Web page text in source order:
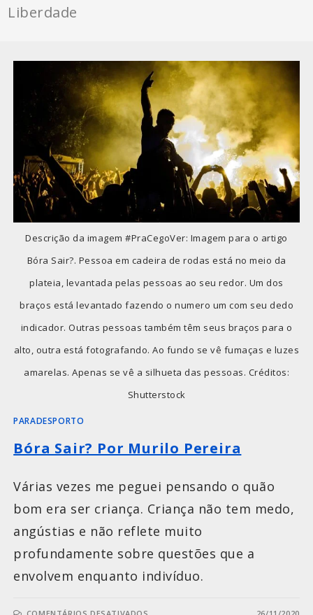
Liberdade
Descrição da imagem #PraCegoVer: Imagem para o artigo
Bóra Sair?. Pessoa em cadeira de rodas está no meio da
plateia, levantada pelas pessoas ao seu redor. Um dos
braços está levantado fazendo o numero um com seu dedo
indicador. Outras pessoas também têm seus braços para o
alto, outra está fotografando. Ao fundo se vê fumaças e luzes
amarelas. Apenas se vê a silhueta das pessoas. Créditos:
Shutterstock
PARADESPORTO
Bóra Sair? Por Murilo Pereira
Várias vezes me peguei pensando o quão
bom era ser criança. Criança não tem medo,
angústias e não reflete muito
profundamente sobre questões que a
envolvem enquanto indivíduo.